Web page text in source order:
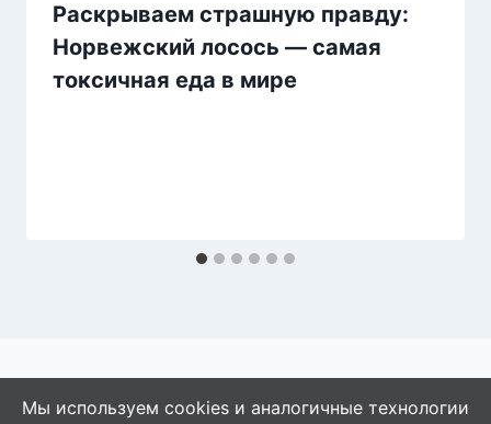
Раскрываем страшную правду:
Норвежский лосось — самая
токсичная еда в мире
Мы используем cookies и аналогичные технологии